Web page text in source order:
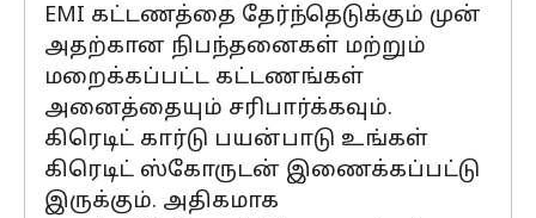
EMI கட்டணத்தை தேர்ந்தெடுக்கும் முன்
அதற்கான நிபந்தனைகள் மற்றும்
மறைக்கப்பட்ட கட்டணங்கள்
அனைத்தையும் சரிபார்க்கவும்.
கிரெடிட் கார்டு பயன்பாடு உங்கள்
கிரெடிட் ஸ்கோருடன் இணைக்கப்பட்டு
இருக்கும். அதிகமாக